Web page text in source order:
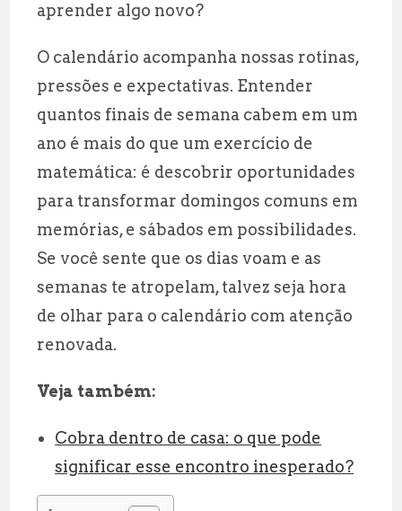
aprender algo novo?
O calendário acompanha nossas rotinas,
pressões e expectativas. Entender
quantos finais de semana cabem em um
ano é mais do que um exercício de
matemática: é descobrir oportunidades
para transformar domingos comuns em
memórias, e sábados em possibilidades.
Se você sente que os dias voam e as
semanas te atropelam, talvez seja hora
de olhar para o calendário com atenção
renovada.
Veja também:
Cobra dentro de casa: o que pode
significar esse encontro inesperado?